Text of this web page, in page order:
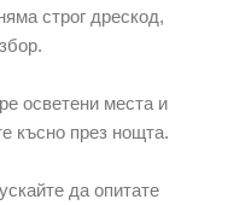
строг дрескод,
осветени места и
късно през нощта.
да опитате